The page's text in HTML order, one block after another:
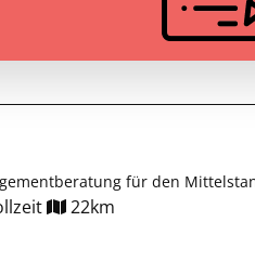
für den
22km